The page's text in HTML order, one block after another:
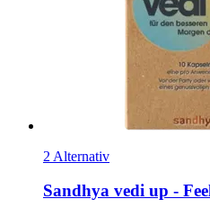
2 Alternativ
Sandhya vedi up -​